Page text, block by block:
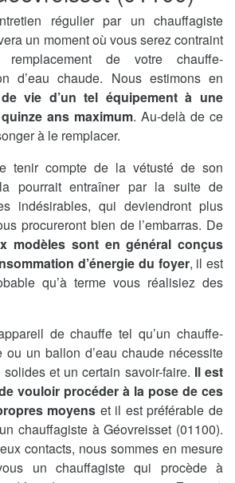
régulier par un chauffagiste
un moment où vous serez contraint
de votre chauffe-
d’eau chaude. Nous estimons en
vie d’un tel équipement à une
ans maximum. Au-delà de ce
à le remplacer.
tenir compte de la vétusté de son
pourrait entraîner par la suite de
indésirables, qui deviendront plus
procureront bien de l’embarras. De
modèles sont en général conçus
d’énergie du foyer, il est
qu’à terme vous réalisiez des
de chauffe tel qu’un chauffe-
ou un ballon d’eau chaude nécessite
et un certain savoir-faire. Il est
vouloir procéder à la pose de ces
moyens et il est préférable de
chauffagiste à Géovreisset (01100).
contacts, nous sommes en mesure
un chauffagiste qui procède à